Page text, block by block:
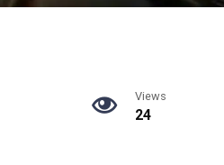
Views
24